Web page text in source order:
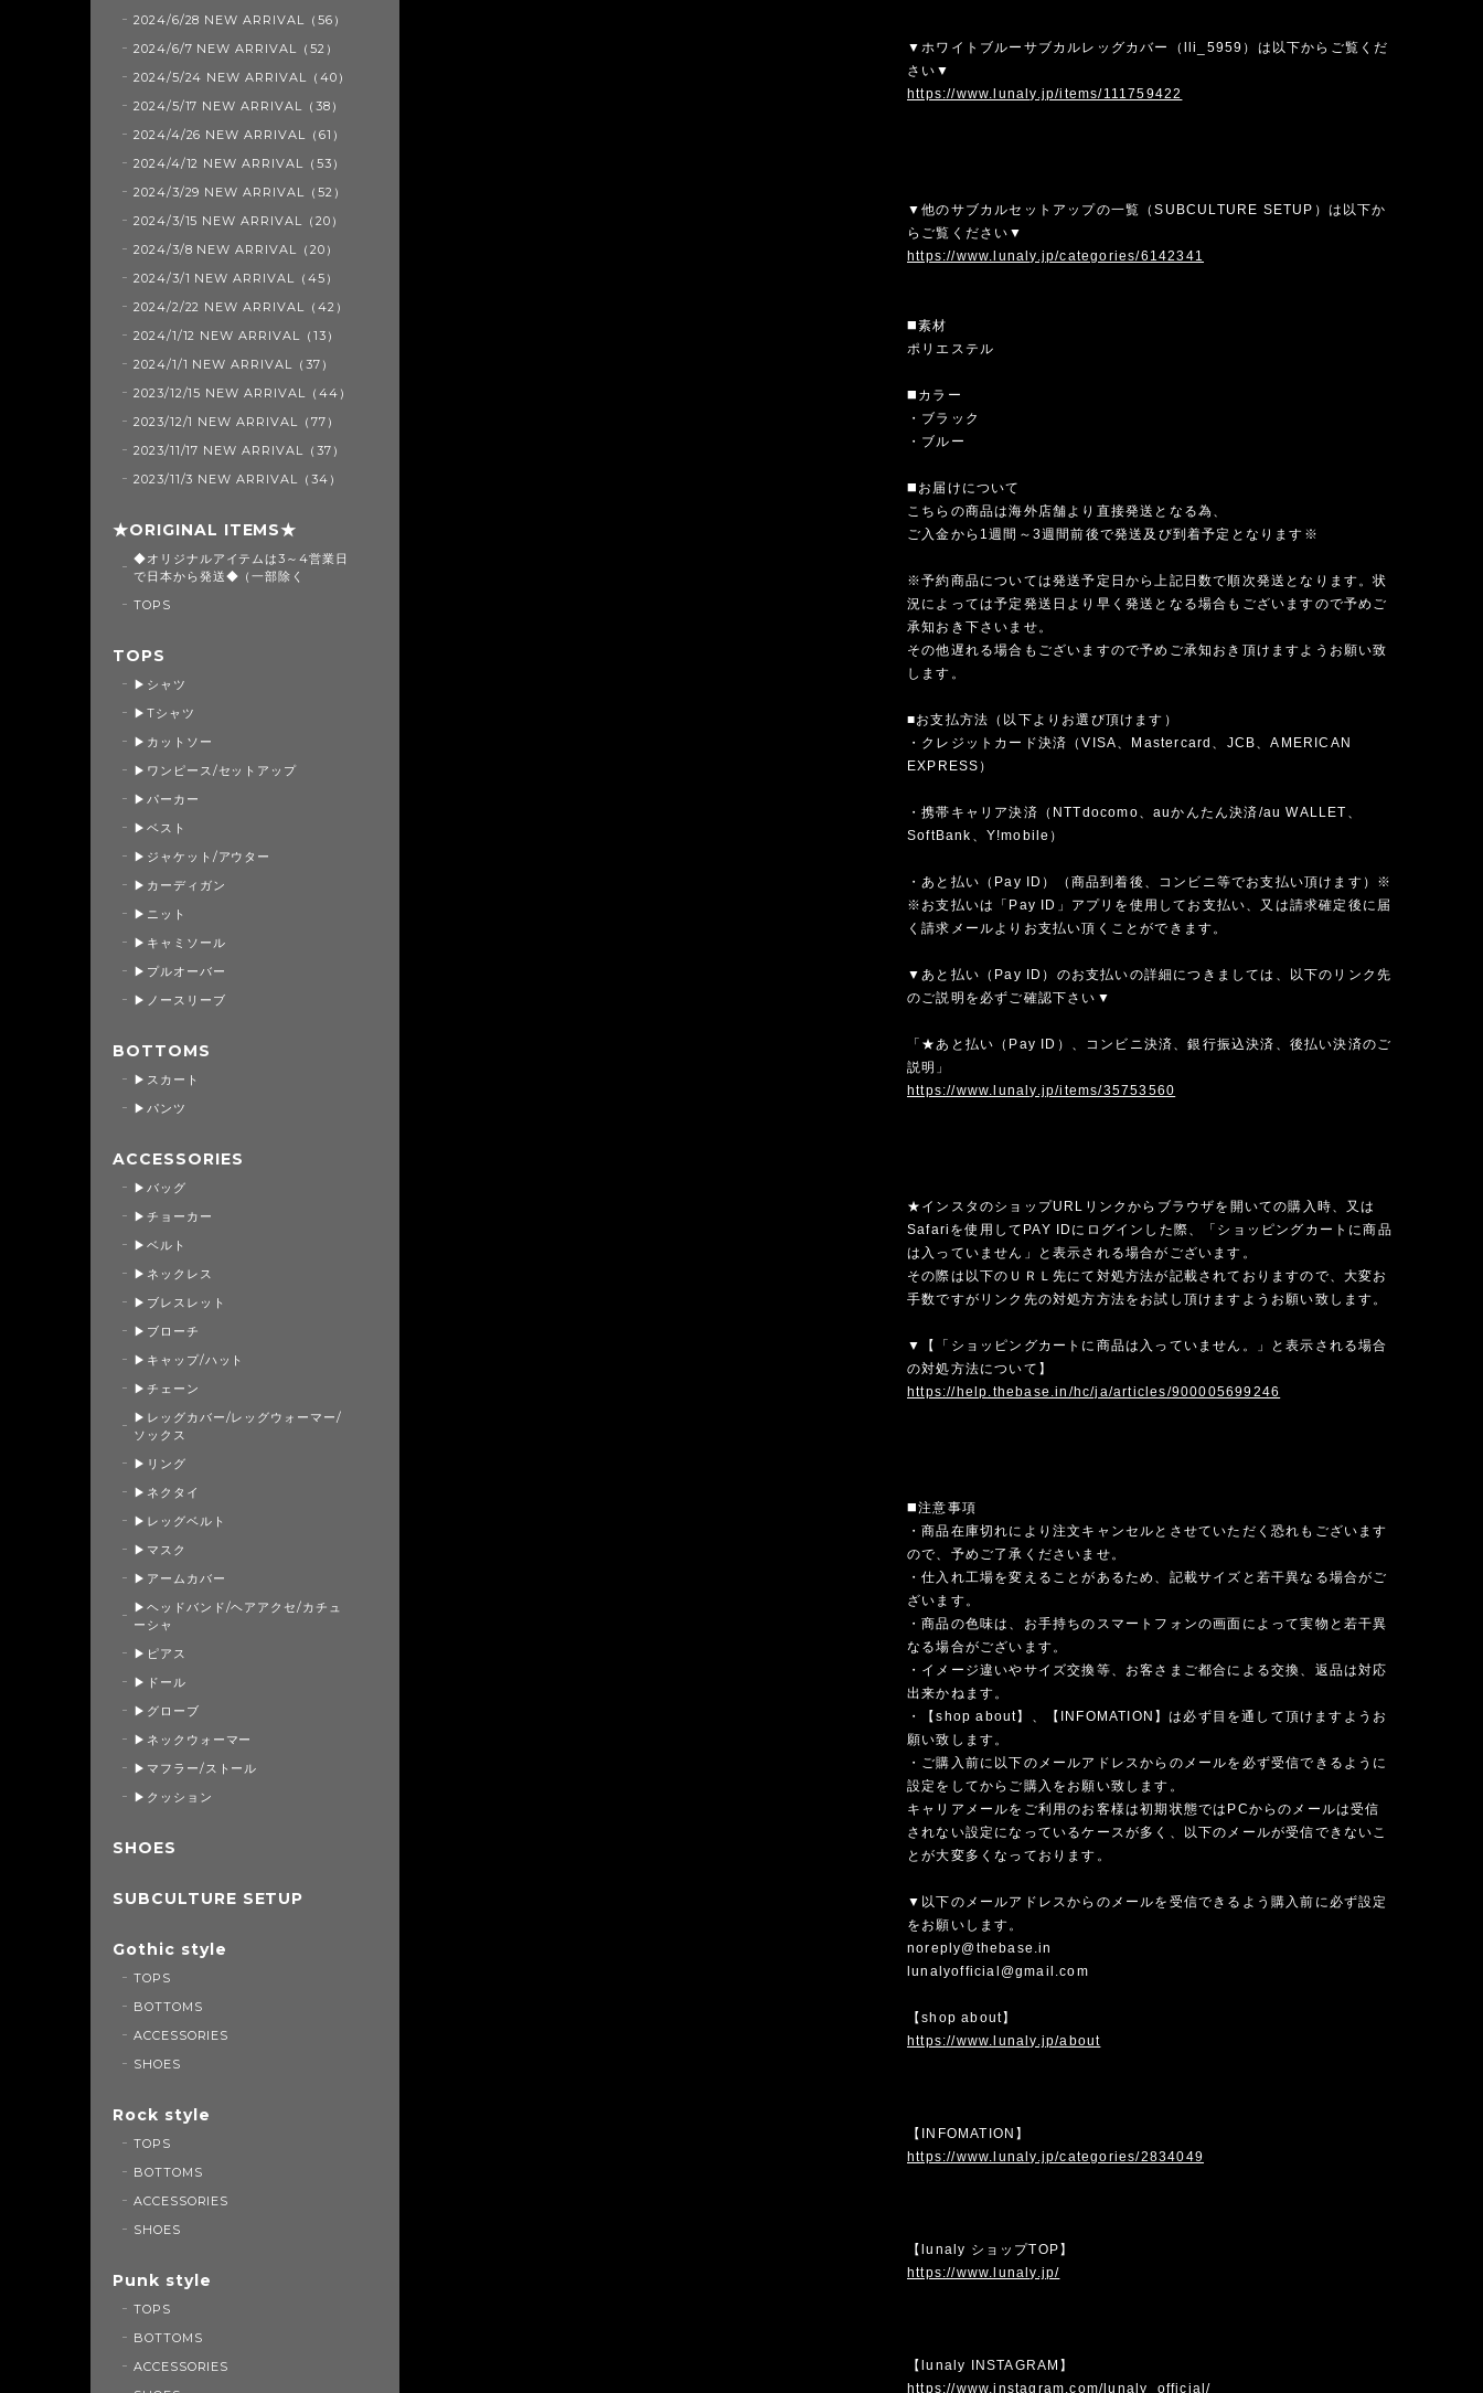
▼ホワイトブルーサブカルレッグカバー（lli_5959）は以下からご覧くだ
さい▼
https://www.lunaly.jp/items/111759422
▼他のサブカルセットアップの一覧（SUBCULTURE SETUP）は以下か
らご覧ください▼
https://www.lunaly.jp/categories/6142341
◼️素材
ポリエステル
◼️カラー
・ブラック
・ブルー
◼️お届けについて
こちらの商品は海外店舗より直接発送となる為、
ご入金から1週間～3週間前後で発送及び到着予定となります※
※予約商品については発送予定日から上記日数で順次発送となります。状
況によっては予定発送日より早く発送となる場合もございますので予めご
承知おき下さいませ。
その他遅れる場合もございますので予めご承知おき頂けますようお願い致
します。
■お支払方法（以下よりお選び頂けます）
・クレジットカード決済（VISA、Mastercard、JCB、AMERICAN
EXPRESS）
・携帯キャリア決済（NTTdocomo、auかんたん決済/au WALLET、
SoftBank、Y!mobile）
・あと払い（Pay ID）（商品到着後、コンビニ等でお支払い頂けます）※
※お支払いは「Pay ID」アプリを使用してお支払い、又は請求確定後に届
く請求メールよりお支払い頂くことができます。
▼あと払い（Pay ID）のお支払いの詳細につきましては、以下のリンク先
のご説明を必ずご確認下さい▼
「★あと払い（Pay ID）、コンビニ決済、銀行振込決済、後払い決済のご
説明」
https://www.lunaly.jp/items/35753560
★インスタのショップURLリンクからブラウザを開いての購入時、又は
Safariを使用してPAY IDにログインした際、「ショッピングカートに商品
は入っていません」と表示される場合がございます。
その際は以下のＵＲＬ先にて対処方法が記載されておりますので、大変お
手数ですがリンク先の対処方方法をお試し頂けますようお願い致します。
▼【「ショッピングカートに商品は入っていません。」と表示される場合
の対処方法について】
https://help.thebase.in/hc/ja/articles/900005699246
◼️注意事項
・商品在庫切れにより注文キャンセルとさせていただく恐れもございます
ので、予めご了承くださいませ。
・仕入れ工場を変えることがあるため、記載サイズと若干異なる場合がご
ざいます。
・商品の色味は、お手持ちのスマートフォンの画面によって実物と若干異
なる場合がございます。
・イメージ違いやサイズ交換等、お客さまご都合による交換、返品は対応
出来かねます。
・【shop about】、【INFOMATION】は必ず目を通して頂けますようお
願い致します。
・ご購入前に以下のメールアドレスからのメールを必ず受信できるように
設定をしてからご購入をお願い致します。
キャリアメールをご利用のお客様は初期状態ではPCからのメールは受信
されない設定になっているケースが多く、以下のメールが受信できないこ
とが大変多くなっております。
▼以下のメールアドレスからのメールを受信できるよう購入前に必ず設定
をお願いします。
noreply@thebase.in
lunalyofficial@gmail.com
【shop about】
https://www.lunaly.jp/about
【INFOMATION】
https://www.lunaly.jp/categories/2834049
【lunaly ショップTOP】
https://www.lunaly.jp/
【lunaly INSTAGRAM】
https://www.instagram.com/lunaly_official/
2024/6/28 NEW ARRIVAL（56）
2024/6/7 NEW ARRIVAL（52）
2024/5/24 NEW ARRIVAL（40）
2024/5/17 NEW ARRIVAL（38）
2024/4/26 NEW ARRIVAL（61）
2024/4/12 NEW ARRIVAL（53）
2024/3/29 NEW ARRIVAL（52）
2024/3/15 NEW ARRIVAL（20）
2024/3/8 NEW ARRIVAL（20）
2024/3/1 NEW ARRIVAL（45）
2024/2/22 NEW ARRIVAL（42）
2024/1/12 NEW ARRIVAL（13）
2024/1/1 NEW ARRIVAL（37）
2023/12/15 NEW ARRIVAL（44）
2023/12/1 NEW ARRIVAL（77）
2023/11/17 NEW ARRIVAL（37）
2023/11/3 NEW ARRIVAL（34）
★ORIGINAL ITEMS★
◆オリジナルアイテムは3～4営業日
で日本から発送◆（一部除く
TOPS
TOPS
▶シャツ
▶Tシャツ
▶カットソー
▶ワンピース/セットアップ
▶パーカー
▶ベスト
▶ジャケット/アウター
▶カーディガン
▶ニット
▶キャミソール
▶プルオーバー
▶ノースリーブ
BOTTOMS
▶スカート
▶パンツ
ACCESSORIES
▶バッグ
▶チョーカー
▶ベルト
▶ネックレス
▶ブレスレット
▶ブローチ
▶キャップ/ハット
▶チェーン
▶レッグカバー/レッグウォーマー/
ソックス
▶リング
▶ネクタイ
▶レッグベルト
▶マスク
▶アームカバー
▶ヘッドバンド/ヘアアクセ/カチュ
ーシャ
▶ピアス
▶ドール
▶グローブ
▶ネックウォーマー
▶マフラー/ストール
▶クッション
SHOES
SUBCULTURE SETUP
Gothic style
TOPS
BOTTOMS
ACCESSORIES
SHOES
Rock style
TOPS
BOTTOMS
ACCESSORIES
SHOES
Punk style
TOPS
BOTTOMS
ACCESSORIES